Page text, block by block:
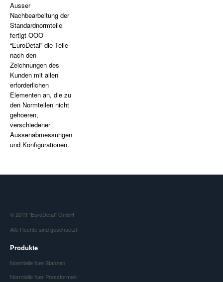
Ausser
Nachbearbeitung der
Standardnormteile
fertigt OOO
“EuroDetal” die Teile
nach den
Zeichnungen des
Kunden mit allen
erforderlichen
Elementen an, die zu
den Normteilen nicht
gehoeren,
verschiedener
Aussenabmessungen
und Konfigurationen.
© 2019 "EuroDetal" GmbH
Alle Rechte sind geschuetzt
Produkte
Normteile fuer Stanzen
Normteile fuer Pressformen